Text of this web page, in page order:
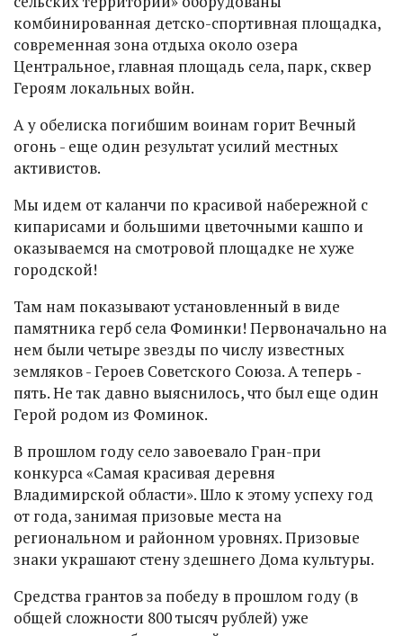
комбинированная детско-спортивная площадка,
современная зона отдыха около озера
Центральное, главная площадь села, парк, сквер
Героям локальных войн.
А у обелиска погибшим воинам горит Вечный
огонь - еще один результат усилий местных
активистов.
Мы идем от каланчи по красивой набережной с
кипарисами и большими цветочными кашпо и
оказываемся на смотровой площадке не хуже
городской!
Там нам показывают установленный в виде
памятника герб села Фоминки! Первоначально на
нем были четыре звезды по числу известных
земляков - Героев Советского Союза. А теперь ‑
пять. Не так давно выяснилось, что был еще один
Герой родом из Фоминок.
В прошлом году село завоевало Гран-при
конкурса «Самая красивая деревня
Владимирской области». Шло к этому успеху год
от года, занимая призовые места на
региональном и районном уровнях. Призовые
знаки украшают стену здешнего Дома культуры.
Средства грантов за победу в прошлом году (в
общей сложности 800 тысяч рублей) уже